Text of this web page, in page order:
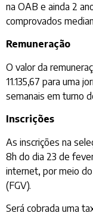
na OAB e ainda 2
comprovados
Remuneração
O valor da
11.135,67 para uma
semanais em turno
Inscrições
As inscrições na
8h do dia 23 de
internet, por meio
(FGV).
Será cobrada uma